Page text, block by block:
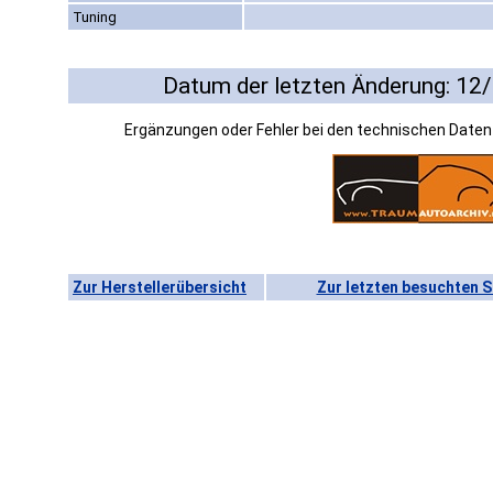
Tuning
Datum der letzten Änderung:
Ergänzungen oder Fehler bei den technischen
Zur Herstellerübersicht Zur letzten besuchten